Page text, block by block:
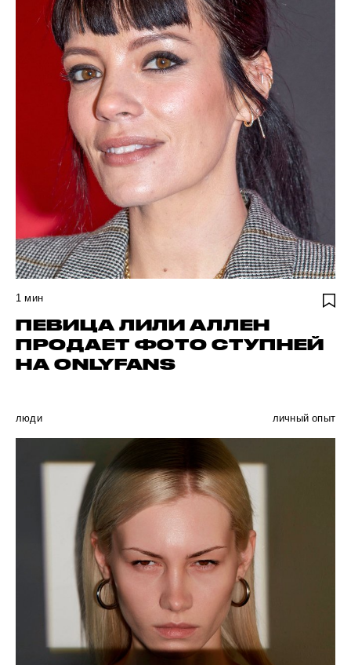
1 мин
ПЕВИЦА ЛИЛИ АЛЛЕН
ПРОДАЕТ ФОТО СТУПНЕЙ
НА ONLYFANS
люди личный опыт